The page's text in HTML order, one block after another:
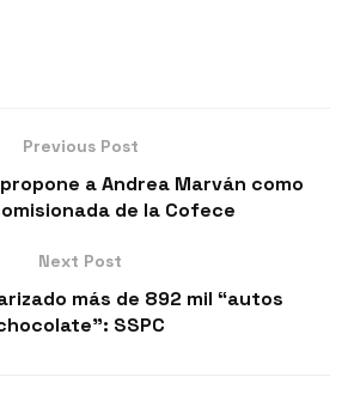
Previous Post
a Andrea Marván como
de la Cofece
Next Post
más de 892 mil “autos
SSPC